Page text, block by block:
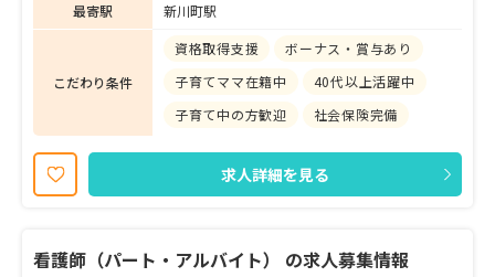
最寄駅
新川町駅
こだわり条件
資格取得支援
ボーナス・賞与あり
子育てママ在籍中
40代以上活躍中
子育て中の方歓迎
社会保険完備
求人詳細を見る
看護師（パート・アルバイト） の求人募集情報